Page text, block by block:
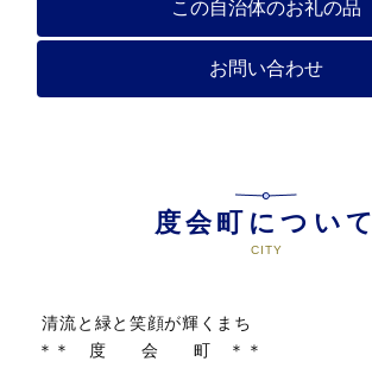
この自治体のお礼の品
お問い合わせ
度会町について
清流と緑と笑顔が輝くまち
＊＊ 度 会 町 ＊＊